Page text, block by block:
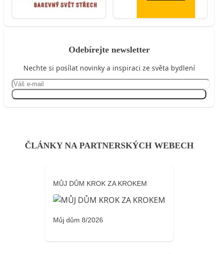
Odebírejte newsletter
Nechte si posílat novinky a inspiraci ze světa bydlení
ČLÁNKY NA PARTNERSKÝCH WEBECH
MŮJ DŮM KROK ZA KROKEM
Můj dům 8/2026